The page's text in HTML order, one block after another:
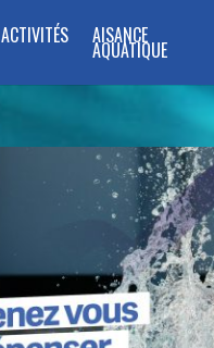
ACTIVITÉS AISANCE
AQUATIQUE